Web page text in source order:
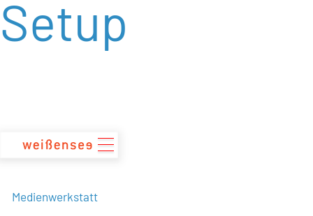
zum
Inhalt
Setup
Medienwerkstatt